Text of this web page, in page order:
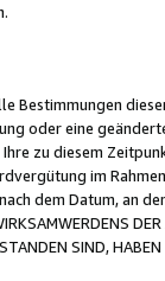
Bestimmungen
oder eine
zu diesem
im
dem Datum, an
SIND,